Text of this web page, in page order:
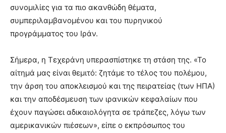
συνομιλίες για τα πιο ακανθώδη θέματα,
συμπεριλαμβανομένου και του πυρηνικού
προγράμματος του Ιράν.
Σήμερα, η Τεχεράνη υπερασπίστηκε τη στάση της. «Το
αίτημά μας είναι θεμιτό: ζητάμε το τέλος του πολέμου,
την άρση του αποκλεισμού και της πειρατείας (των ΗΠΑ)
και την αποδέσμευση των ιρανικών κεφαλαίων που
έχουν παγώσει αδικαιολόγητα σε τράπεζες, λόγω των
αμερικανικών πιέσεων», είπε ο εκπρόσωπος του